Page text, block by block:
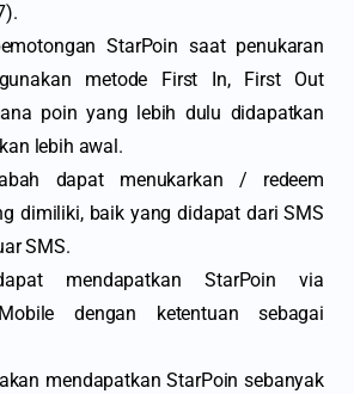
StarPoin saat penukaran
metode First In, First Out
poin yang lebih dulu didapatkan
lebih awal.
dapat menukarkan / redeem
dimiliki, baik yang didapat dari SMS
SMS.
mendapatkan StarPoin via
dengan ketentuan sebagai
mendapatkan StarPoin sebanyak